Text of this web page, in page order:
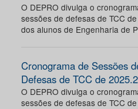
O DEPRO divulga o
sessões de defesas de TCC
dos alunos de Engenharia de
Cronograma de Sessões
Defesas de TCC de 2025.2
O DEPRO divulga o
sessões de defesas de TCC